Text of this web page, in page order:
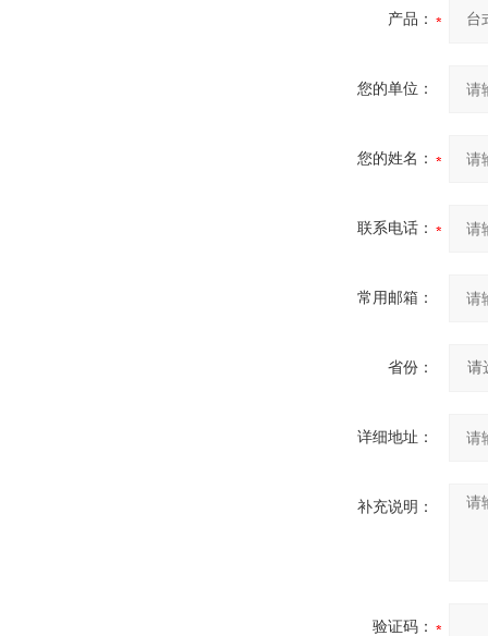
产品：
您的单位：
您的姓名：
联系电话：
常用邮箱：
省份：
详细地址：
补充说明：
验证码：